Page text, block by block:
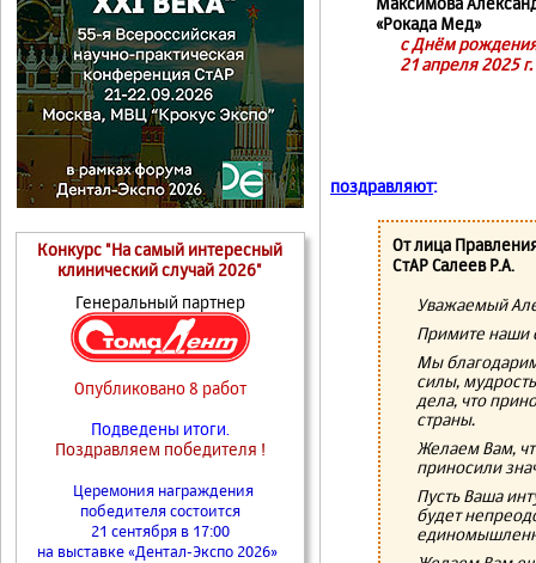
Конкурс "На самый интересный
клинический случай 2026"
Генеральный партнер
Опубликовано 8 работ
Подведены итоги.
Поздравляем победителя !
Церемония награждения
победителя состоится
21 сентября в 17:00
на выставке «Дентал-Экспо 2026»
«Рокада Мед»
с Днём
21 апреля 2025 г.
поздравляют:
От лица
СтАР Салеев Р.А.
Уважаемый
Примите наши
Мы
силы,
дела, что
страны.
Желаем Вам,
приносили
Пусть Ваша
будет